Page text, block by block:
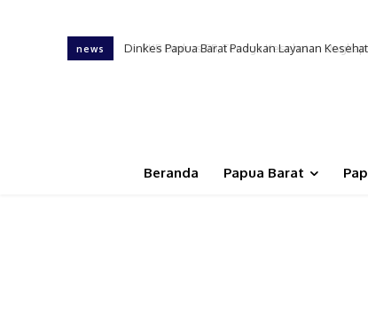
news PKB Dinkes PB, Tenaga Kesehatan Ungkap
Beranda Papua Barat